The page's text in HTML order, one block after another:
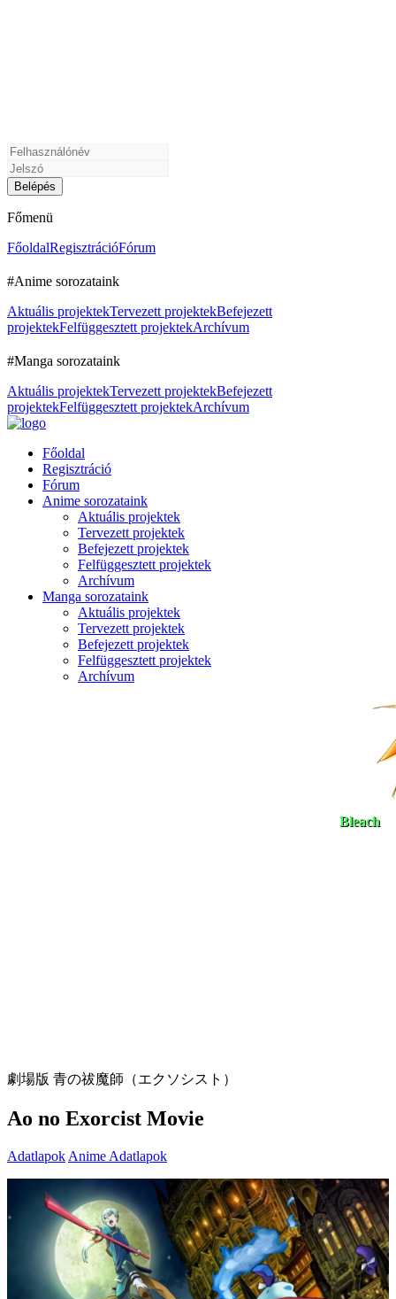
Főmenü
FőoldalRegisztrációFórum
#Anime sorozataink
Aktuális projektekTervezett projektekBefejezett
projektekFelfüggesztett projektekArchívum
#Manga sorozataink
Aktuális projektekTervezett projektekBefejezett
projektekFelfüggesztett projektekArchívum
Főoldal
Regisztráció
Fórum
Anime sorozataink
Aktuális projektek
Tervezett projektek
Befejezett projektek
Felfüggesztett projektek
Archívum
Manga sorozataink
Aktuális projektek
Tervezett projektek
Befejezett projektek
Felfüggesztett projektek
Archívum
Bleach
劇場版 青の祓魔師（エクソシスト）
Ao no Exorcist Movie
Adatlapok Anime Adatlapok